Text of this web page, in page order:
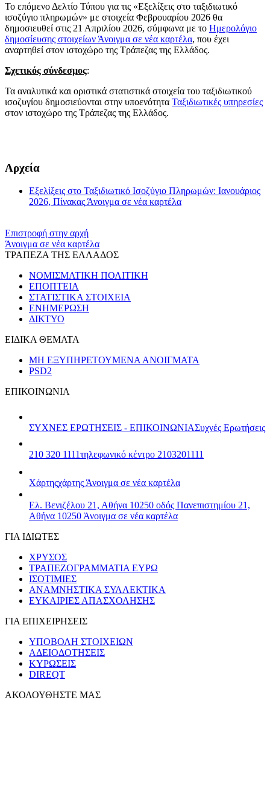
Το επόμενο Δελτίο Τύπου για τις «Εξελίξεις στο ταξιδιωτικό
ισοζύγιο πληρωμών» με στοιχεία Φεβρουαρίου 2026 θα
δημοσιευθεί στις 21 Απριλίου 2026, σύμφωνα με το Ημερολόγιο
δημοσίευσης στοιχείων Άνοιγμα σε νέα καρτέλα, που έχει
αναρτηθεί στον ιστοχώρο της Τράπεζας της Ελλάδος.
Σχετικός σύνδεσμος:
Τα αναλυτικά και οριστικά στατιστικά στοιχεία του ταξιδιωτικού
ισοζυγίου δημοσιεύονται στην υποενότητα Ταξιδιωτικές υπηρεσίες
στον ιστοχώρο της Τράπεζας της Ελλάδος.
Αρχεία
Εξελίξεις στο Ταξιδιωτικό Ισοζύγιο Πληρωμών: Ιανουάριος
2026, Πίνακας Άνοιγμα σε νέα καρτέλα
Επιστροφή στην αρχή
Άνοιγμα σε νέα καρτέλα
ΤΡΑΠΕΖΑ ΤΗΣ ΕΛΛΑΔΟΣ
ΝΟΜΙΣΜΑΤΙΚΗ ΠΟΛΙΤΙΚΗ
ΕΠΟΠΤΕΙΑ
ΣΤΑΤΙΣΤΙΚΑ ΣΤΟΙΧΕΙΑ
ΕΝΗΜΕΡΩΣΗ
ΔΙΚΤΥΟ
ΕΙΔΙΚΑ ΘΕΜΑΤΑ
ΜΗ ΕΞΥΠΗΡΕΤΟΥΜΕΝΑ ΑΝΟΙΓΜΑΤΑ
PSD2
ΕΠΙΚΟΙΝΩΝΙΑ
ΣΥΧΝΕΣ ΕΡΩΤΗΣΕΙΣ - ΕΠΙΚΟΙΝΩΝΙΑΣυχνές Ερωτήσεις
210 320 1111τηλεφωνικό κέντρο 2103201111
Χάρτηςχάρτης Άνοιγμα σε νέα καρτέλα
Ελ. Βενιζέλου 21, Αθήνα 10250 οδός Πανεπιστημίου 21,
Αθήνα 10250 Άνοιγμα σε νέα καρτέλα
ΓΙΑ ΙΔΙΩΤΕΣ
ΧΡΥΣΟΣ
ΤΡΑΠΕΖΟΓΡΑΜΜΑΤΙΑ ΕΥΡΩ
ΙΣΟΤΙΜΙΕΣ
ΑΝΑΜΝΗΣΤΙΚΑ ΣΥΛΛΕΚΤΙΚΑ
ΕΥΚΑΙΡΙΕΣ ΑΠΑΣΧΟΛΗΣΗΣ
ΓΙΑ ΕΠΙΧΕΙΡΗΣΕΙΣ
ΥΠΟΒΟΛΗ ΣΤΟΙΧΕΙΩΝ
ΑΔΕΙΟΔΟΤΗΣΕΙΣ
ΚΥΡΩΣΕΙΣ
DIREQT
ΑΚΟΛΟΥΘΗΣΤΕ ΜΑΣ